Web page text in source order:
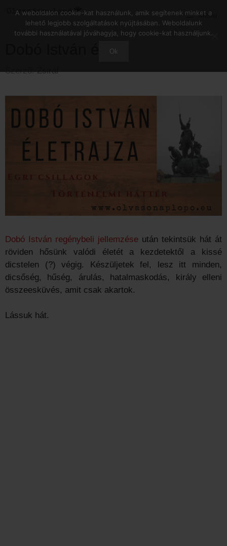
tartalomba
Menu
Dobó István élete
Szerző:Zsiráf
Dobó István regénybeli jellemzése után tekintsük hát át
röviden hősünk valódi életét a kezdetektől a kissé
dicstelen (?) végig. Készüljetek fel, lesz itt minden,
dicsőség, hűség, árulás, hatalmaskodás, király elleni
összeesküvés, amit csak akartok.
Lássuk hát.
A weboldalon cookie-kat használunk, amik segítenek minket a
lehető legjobb szolgáltatások nyújtásában. Weboldalunk
további használatával jóváhagyja, hogy cookie-kat használjunk.
Ok